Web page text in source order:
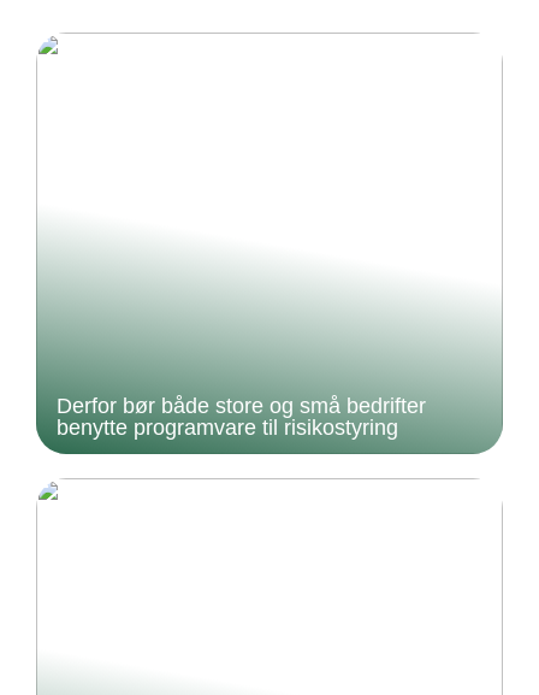
Derfor bør både store og små bedrifter
benytte programvare til risikostyring